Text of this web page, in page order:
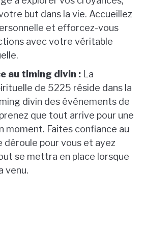
but dans la vie. Accueillez
et efforcez-vous
avec votre véritable
au timing divin : La
de 5225 réside dans la
divin des événements de
que tout arrive pour une
moment. Faites confiance au
déroule pour vous et ayez
se mettra en place lorsque
venu.